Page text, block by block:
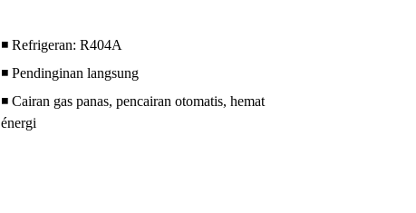
◾ Refrigeran: R404A
◾ Pendinginan langsung
◾ Cairan gas panas, pencairan otomatis, hemat
énergi